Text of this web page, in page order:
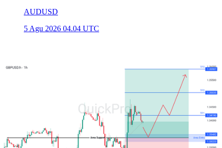
AUDUSD
5 Agu 2026 04.04 UTC